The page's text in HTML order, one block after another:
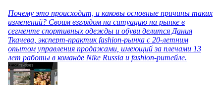
Почему это происходит, и каковы основные причины таких
изменений? Своим взглядом на ситуацию на рынке в
сегменте спортивных одежды и обуви делится Дания
Ткачева, эксперт-практик fashion-рынка с 20-летним
опытом управления продажами, имеющий за плечами 13
лет работы в команде Nike Russia и fashion-ритейле.